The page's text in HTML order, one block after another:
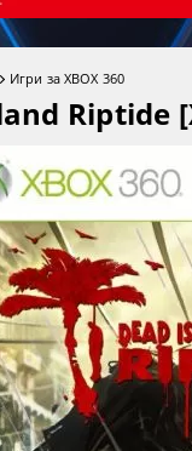
Игри за XBOX 360
Riptide